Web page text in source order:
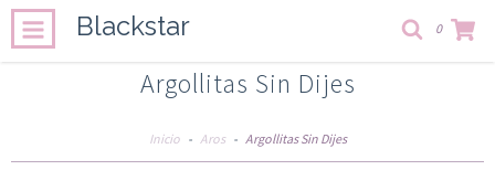
Blackstar 0
Argollitas Sin Dijes
Inicio - Aros - Argollitas Sin Dijes